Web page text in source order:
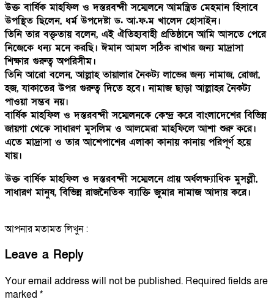
উক্ত বার্ষিক মাহফিল ও দস্তরবন্দী সম্মেলনে আমন্ত্রিত মেহমান হিসাবে
উপস্থিত ছিলেন, ধর্ম উপদেষ্টা ড. আ.ফ.ম খালেদ হোসাইন।
তিনি তার বক্তৃতায় বলেন, এই ঐতিহ্যবাহী প্রতিষ্ঠানে আমি আসতে পেরে
নিজেকে ধন্য মনে করছি। ঈমান আমল সঠিক রাখার জন্য মাদ্রাসা
শিক্ষার গুরুত্ব অপরিসীম।
তিনি আরো বলেন, আল্লাহ তায়ালার নৈকট্য লাভের জন্য নামাজ, রোজা,
হজ, যাকাতের উপর গুরুত্ব দিতে হবে। নামাজ ছাড়া আল্লাহর নৈকট্য
পাওয়া সম্ভব নয়।
বার্ষিক মাহফিল ও দস্তরবন্দী সম্মেলনকে কেন্দ্র করে বাংলাদেশের বিভিন্ন
জায়গা থেকে সাধারণ মুসলিম ও আলমেরা মাহফিলে আশা শুরু করে।
এতে মাদ্রাসা ও তার আশেপাশের এলাকা কানায় কানায় পরিপূর্ণ হয়ে
যায়।
উক্ত বার্ষিক মাহফিল ও দস্তরবন্দী সম্মেলনে প্রায় অর্ধলক্ষ্যাধিক মুসল্লী,
সাধারণ মানুষ, বিভিন্ন রাজনৈতিক ব্যাক্তি জুমার নামাজ আদায় করে।
আপনার মতামত লিখুন :
Leave a Reply
Your email address will not be published. Required fields are
marked *